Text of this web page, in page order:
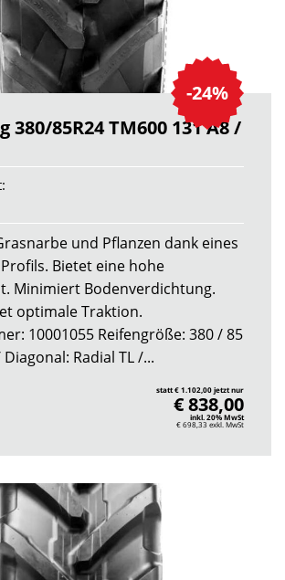
-24%
380/85R24 TM600 131 A8 /
und Pflanzen dank eines
Bietet eine hohe
Minimiert Bodenverdichtung.
optimale Traktion.
10001055 Reifengröße: 380 / 85
Diagonal: Radial TL /...
statt € 1.102,00 jetzt nur
€ 838,00
inkl. 20% MwSt
€ 698,33 exkl. MwSt